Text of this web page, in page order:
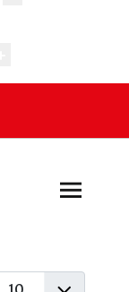
Visualizza #